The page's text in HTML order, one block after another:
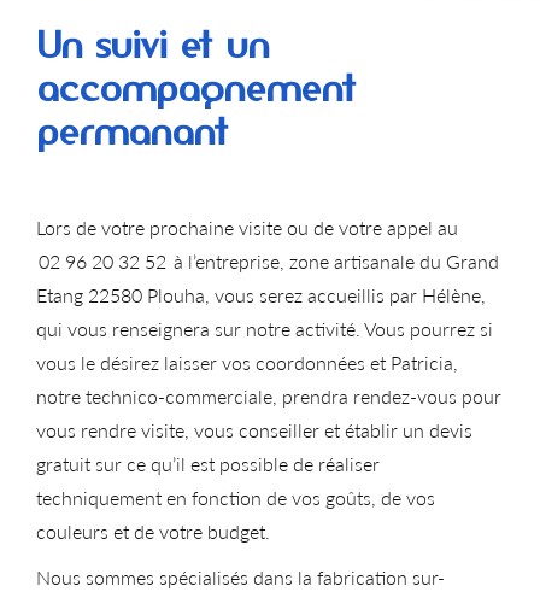
Un suivi et un
accompagnement
permanant
Lors de votre prochaine visite ou de votre appel au
02 96 20 32 52 à l’entreprise, zone artisanale du Grand
Etang 22580 Plouha, vous serez accueillis par Hélène,
qui vous renseignera sur notre activité. Vous pourrez si
vous le désirez laisser vos coordonnées et Patricia,
notre technico-commerciale, prendra rendez-vous pour
vous rendre visite, vous conseiller et établir un devis
gratuit sur ce qu’il est possible de réaliser
techniquement en fonction de vos goûts, de vos
couleurs et de votre budget.
Nous sommes spécialisés dans la fabrication sur-